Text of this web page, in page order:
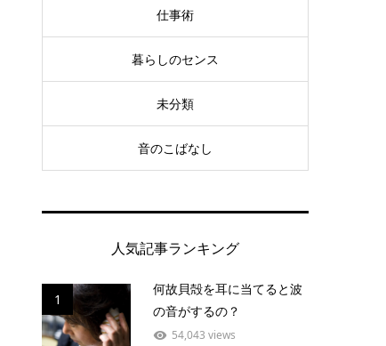
仕事術
暮らしのセンス
未分類
音のこばなし
人気記事ランキング
1
何故貝殻を耳に当てると波
の音がするの？
54,043 views